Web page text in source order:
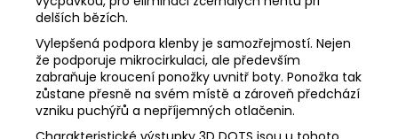
delších bězích.
Vylepšená podpora klenby je samozřejmostí. Nejen
že podporuje mikrocirkulaci, ale především
zabraňuje kroucení ponožky uvnitř boty. Ponožka tak
zůstane přesně na svém místě a zároveň předchází
vzniku puchýřů a nepříjemných otlačenin.